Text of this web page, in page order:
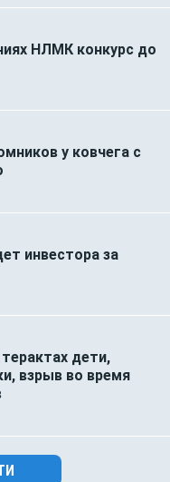
НЛМК конкурс до
у ковчега с
инвестора за
дети,
взрыв во время